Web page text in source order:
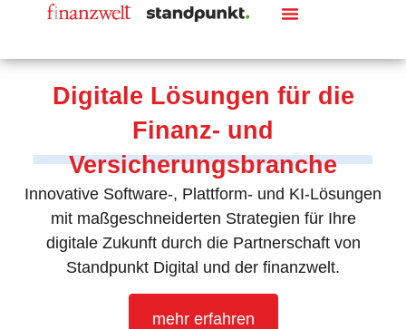
Digitale Lösungen für die
Finanz- und
Versicherungsbranche
Innovative Software-, Plattform- und KI-Lösungen
mit maßgeschneiderten Strategien für Ihre
digitale Zukunft durch die Partnerschaft von
Standpunkt Digital und der finanzwelt.
mehr erfahren